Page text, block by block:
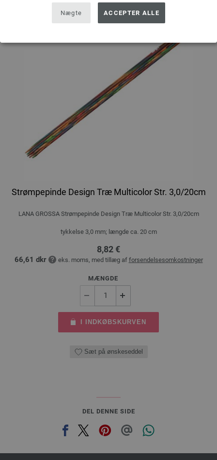
Nægte ACCEPTER ALLE
Strømpepinde Design Træ Multicolor Str. 3,0/20cm
LANA GROSSA Strømpepinde Design Træ Multicolor Str. 3,0/20cm
tykkelse 3,0 mm; længde ca. 20 cm
8,82 €
66,61 dkr eks. moms, med tillæg af forsendelsesomkostninger
MÆNGDE
I INDKØBSKURVEN
Sæt på ønskeseddel
DEL DENNE SIDE